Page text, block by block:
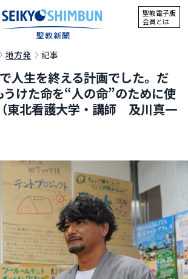
聖教電子版
会員とは
地方発 記事
人生を終える計画でした。だ
けた命を“人の命”のために使
東北看護大学・講師 及川真一